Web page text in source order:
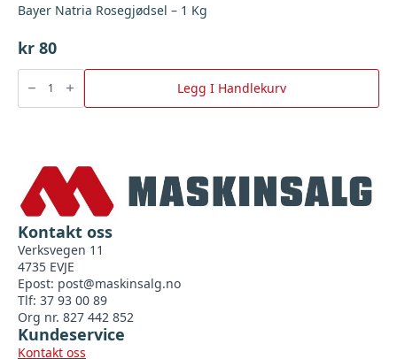
Bayer Natria Rosegjødsel – 1 Kg
kr 80
Bayer
Rosegjødsel
-
Legg I Handlekurv
Kontakt oss
Verksvegen 11
4735 EVJE
Epost: post@maskinsalg.no
Tlf: 37 93 00 89
Org nr. 827 442 852
Kundeservice
Kontakt oss